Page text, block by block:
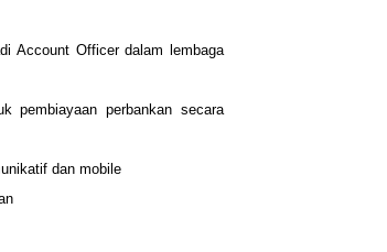
Account Officer dalam lembaga
pembiayaan perbankan secara
dan mobile